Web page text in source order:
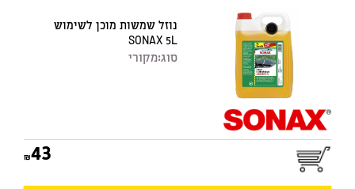
נוזל שמשות מוכן לשימוש
SONAX 5L
סוג:מקורי
43